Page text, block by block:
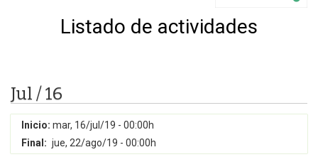
Listado de actividades
Jul / 16
Inicio: mar, 16/jul/19 - 00:00h
Final: jue, 22/ago/19 - 00:00h